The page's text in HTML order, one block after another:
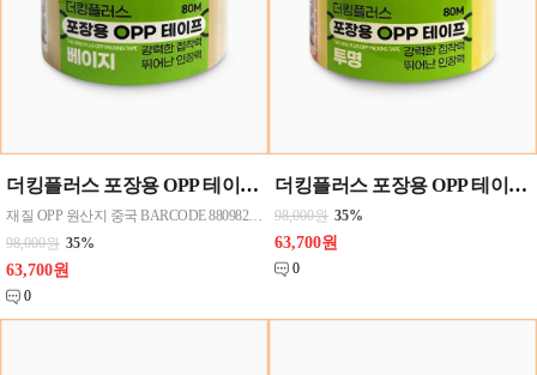
더킹플러스 포장용 OPP 테이프 80M(베이지) 48mmx80M 50개한박스단위로 판매
재질 OPP 원산지 중국 BARCODE 8809823522650
98,000원 35%
63,700원
0
더킹플러스 포장용 OPP 테이프 80M(투명) 48mmx80M 50개 한박스단위로 판매
98,000원 35%
63,700원
0